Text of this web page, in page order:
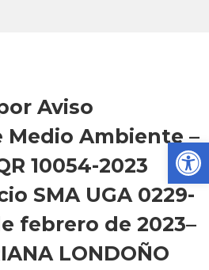
Aviso
Medio Ambiente –
10054-2023
SMA UGA 0229-
febrero de 2023–
LONDOÑO